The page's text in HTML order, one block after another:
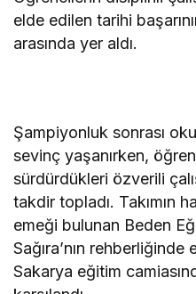
elde edilen tarihi
arasında yer aldı.
Şampiyonluk sonrası
sevinç yaşanırken,
sürdürdükleri özverili
takdir topladı. Takımın
emeği bulunan Beden
Sağıra’nın rehberliğinde
Sakarya eğitim